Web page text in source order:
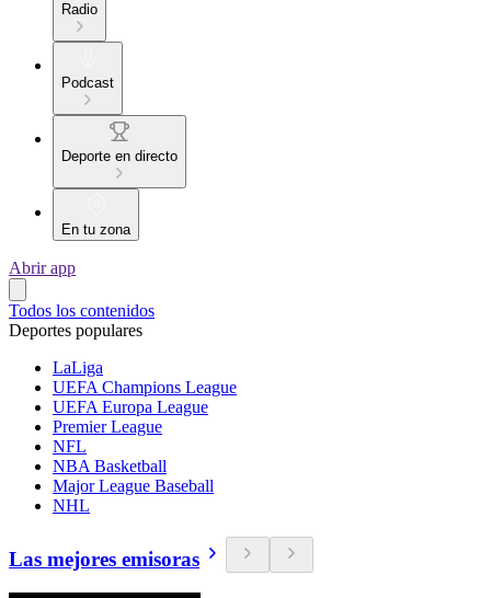
Radio
Podcast
Deporte en directo
En tu zona
Abrir app
Todos los contenidos
Deportes populares
LaLiga
UEFA Champions League
UEFA Europa League
Premier League
NFL
NBA Basketball
Major League Baseball
NHL
Las mejores emisoras